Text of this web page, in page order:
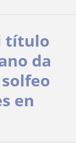
título
da
en